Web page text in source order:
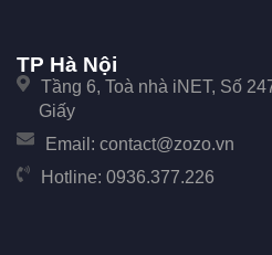
TP Hà Nội
Tầng 6, Toà nhà iNET, Số
Giấy
Email: contact@zozo.vn
Hotline: 0936.377.226